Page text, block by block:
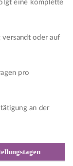
eine komplette
versandt oder auf
pro
an der